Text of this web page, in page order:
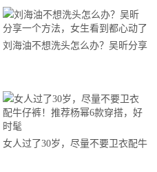
刘海油不想洗头怎么办？吴昕分享
女人过了30岁，尽量不要卫衣配牛